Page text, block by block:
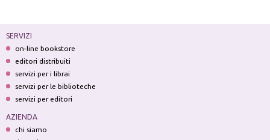
SERVIZI
on-line bookstore
editori distribuiti
servizi per i librai
servizi per le biblioteche
servizi per editori
AZIENDA
chi siamo